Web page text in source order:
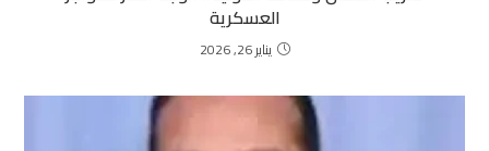
العسكرية
يناير 26, 2026